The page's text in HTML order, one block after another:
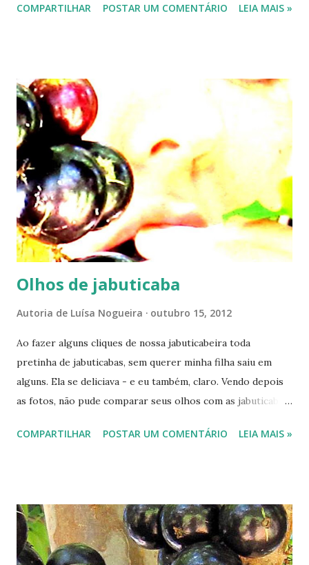
Havia poucas flores em
COMPARTILHAR POSTAR UM COMENTÁRIO LEIA MAIS »
Olhos de jabuticaba
Autoria de Luísa Nogueira outubro 15, 2012
Ao fazer alguns cliques de nossa jabuticabeira toda
pretinha de jabuticabas, sem querer minha filha saiu em
alguns. Ela se deliciava - e eu também, claro. Vendo depois
as fotos, não pude comparar seus olhos com as jabuticabas.
aqui o resultado. Foto e quadro? Olhos de jabuticaba A
postagens sobre jabuticabas, neste blog, aqui , aqui e aqui .
Ou, se preferir: 1- Jabuticaba não pesa na balança:
https://www.luisanogueiraautora.com.br/2012/10/jabutica
COMPARTILHAR POSTAR UM COMENTÁRIO LEIA MAIS »